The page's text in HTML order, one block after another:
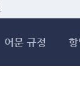
어문 규정